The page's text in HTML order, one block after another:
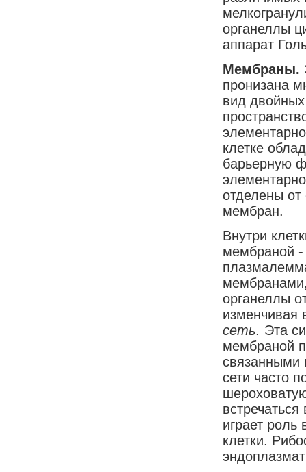
органеллы
аппарат
Мембраны.
пронизана
вид
клетке
барьерную
отделены
мембран.
Внутри
мембраной
органеллы
изменчивая
сеть. Эта
мембраной
связанными
сети часто
играет
клетки.